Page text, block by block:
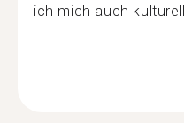
ich mich auch